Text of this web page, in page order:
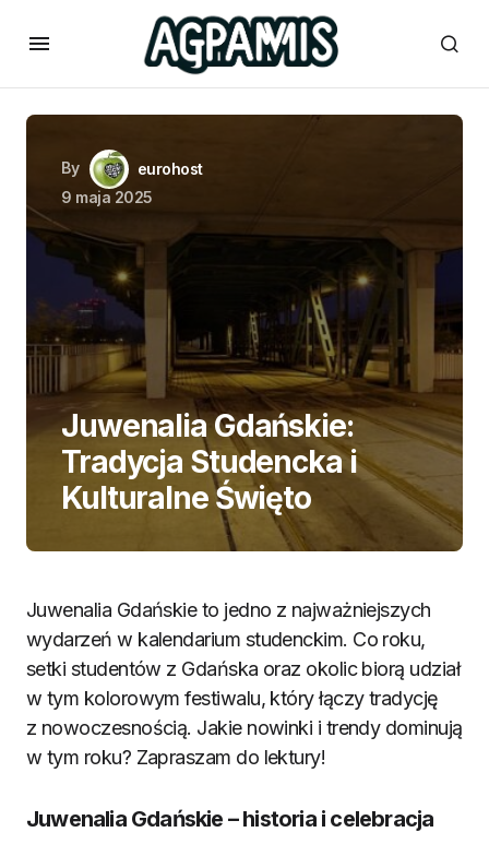
By
eurohost
9 maja 2025
Juwenalia Gdańskie:
Tradycja Studencka i
Kulturalne Święto
Juwenalia Gdańskie to jedno z najważniejszych
wydarzeń w kalendarium studenckim. Co roku,
setki studentów z Gdańska oraz okolic biorą udział
w tym kolorowym festiwalu, który łączy tradycję
z nowoczesnością. Jakie nowinki i trendy dominują
w tym roku? Zapraszam do lektury!
Juwenalia Gdańskie – historia i celebracja